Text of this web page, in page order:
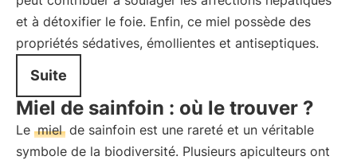
et à détoxifier le foie. Enfin, ce miel possède des
propriétés sédatives, émollientes et antiseptiques.
Suite
Miel de sainfoin : où le trouver ?
Le miel de sainfoin est une rareté et un véritable
symbole de la biodiversité. Plusieurs apiculteurs ont